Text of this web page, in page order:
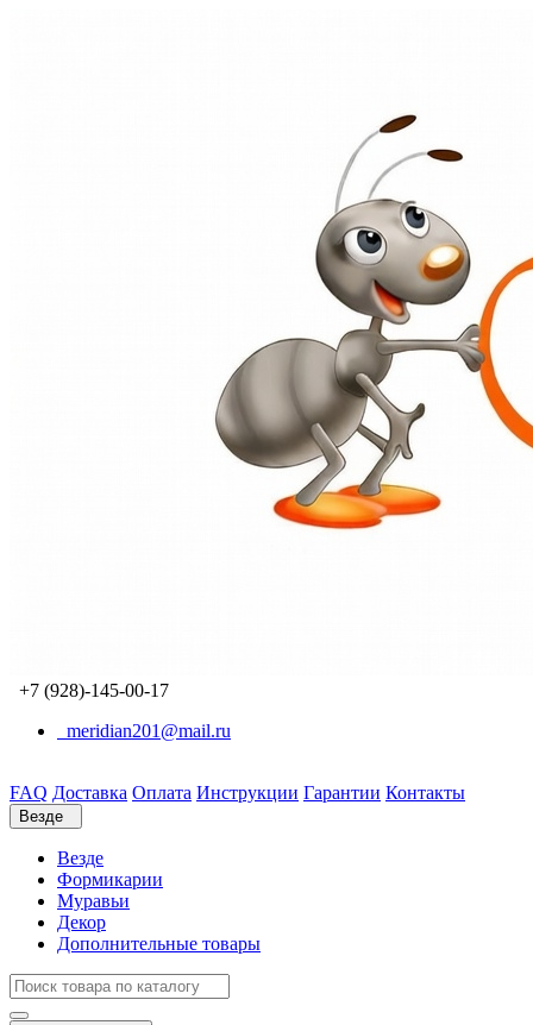
+7 (928)-145-00-17
meridian201@mail.ru
FAQ Доставка Оплата Инструкции Гарантии Контакты
Везде
Везде
Формикарии
Муравьи
Декор
Дополнительные товары